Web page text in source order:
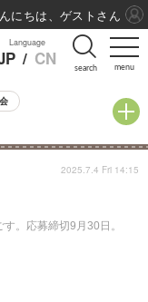
menu
Language
/ CN search
。応募締切9月30日。
2025.7.4 Fri 14:15
にちは、ゲストさん